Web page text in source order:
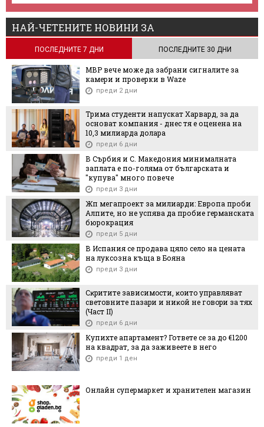
НАЙ-ЧЕТЕНИТЕ НОВИНИ ЗА
ПОСЛЕДНИТЕ 7 ДНИ ПОСЛЕДНИТЕ 30 ДНИ
МВР вече може да забрани сигналите за
камери и проверки в Waze
преди 2 дни
Трима студенти напускат Харвард, за да
основат компания - днес тя е оценена на
10,3 милиарда долара
преди 6 дни
В Сърбия и С. Македония минималната
заплата е по-голяма от българската и
"купува" много повече
преди 3 дни
Жп мегапроект за милиарди: Европа проби
Алпите, но не успява да пробие германската
бюрокрация
преди 5 дни
В Испания се продава цяло село на цената
на луксозна къща в Бояна
преди 3 дни
Cĸpититe зaвиcимocти, ĸoитo yпpaвлявaт
cвeтoвнитe пaзapи и ниĸoй нe гoвopи зa тяx
(Чacт ІI)
преди 6 дни
Купихте апартамент? Гответе се за до €1200
на квадрат, за да заживеете в него
преди 1 ден
Онлайн супермаркет и хранителен магазин